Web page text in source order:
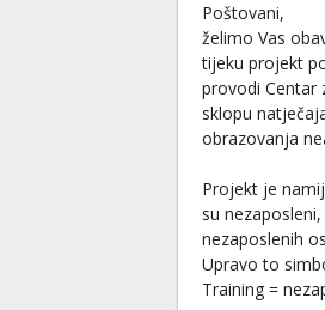
Poštovani,
želimo Vas
tijeku projekt
provodi Centar
sklopu
obrazovanja
Projekt je
su
nezaposlenih
Upravo to
Training =